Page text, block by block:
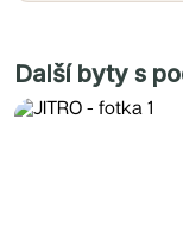
Další byty s